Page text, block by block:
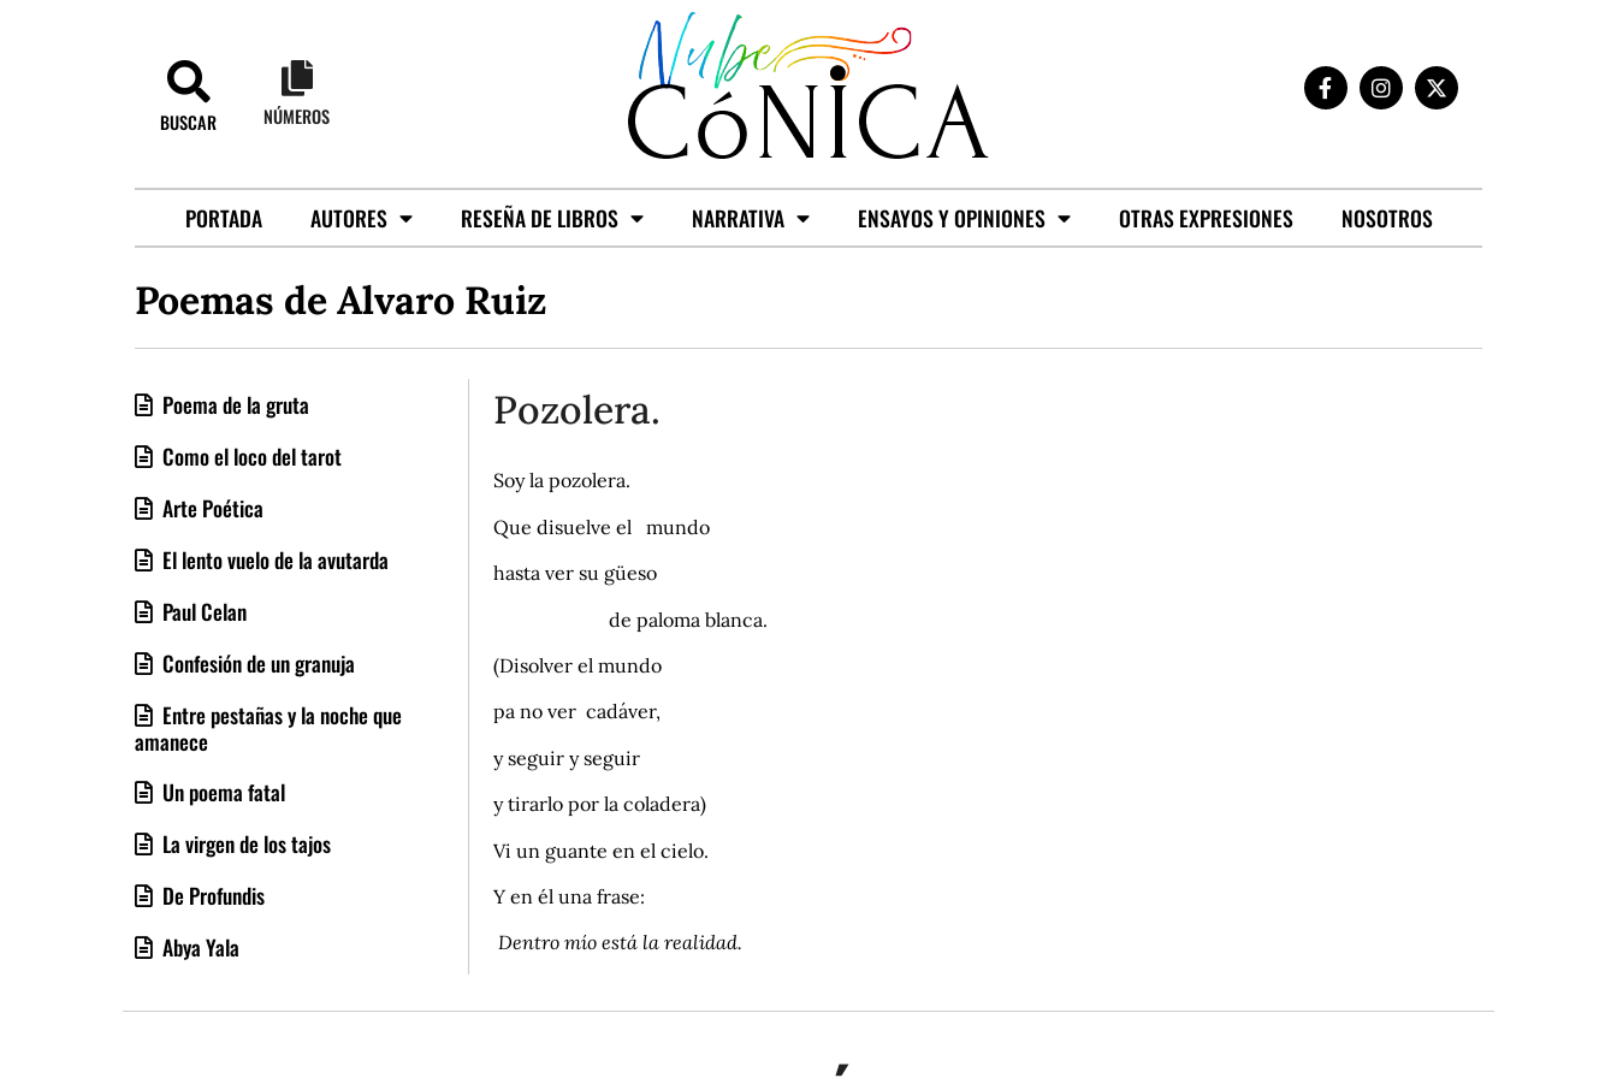
BUSCAR NÚMEROS
PORTADA AUTORES RESEÑA DE LIBROS NARRATIVA ENSAYOS Y OPINIONES OTRAS EXPRESIONES NOSOTROS
Poemas de Alvaro Ruiz
Poema de la gruta
Como el loco del tarot
Arte Poética
El lento vuelo de la avutarda
Paul Celan
Confesión de un granuja
Entre pestañas y la noche que
amanece
Un poema fatal
La virgen de los tajos
De Profundis
Abya Yala
Pozolera.
Soy la pozolera.
Que disuelve el mundo
hasta ver su güeso
de paloma blanca.
(Disolver el mundo
pa no ver cadáver,
y seguir y seguir
y tirarlo por la coladera)
Vi un guante en el cielo.
Y en él una frase:
Dentro mío está la realidad.